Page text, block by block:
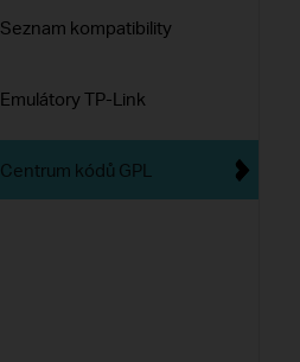
Seznam kompatibility
Emulátory TP-Link
Centrum kódů GPL